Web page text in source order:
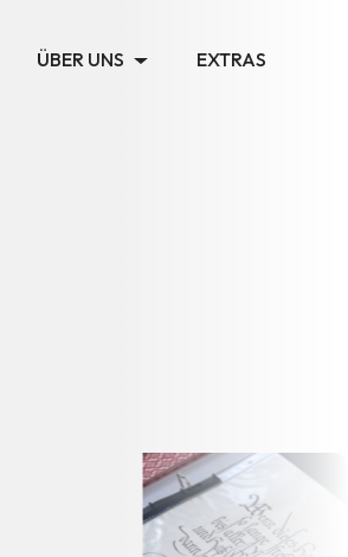
ÜBER UNS EXTRAS